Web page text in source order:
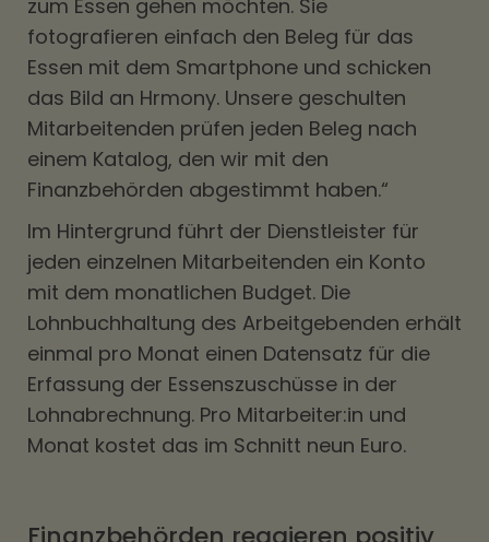
zum Essen gehen möchten. Sie
fotografieren einfach den Beleg für das
Essen mit dem Smartphone und schicken
das Bild an Hrmony. Unsere geschulten
Mitarbeitenden prüfen jeden Beleg nach
einem Katalog, den wir mit den
Finanzbehörden abgestimmt haben.“
Im Hintergrund führt der Dienstleister für
jeden einzelnen Mitarbeitenden ein Konto
mit dem monatlichen Budget. Die
Lohnbuchhaltung des Arbeitgebenden erhält
einmal pro Monat einen Datensatz für die
Erfassung der Essenszuschüsse in der
Lohnabrechnung. Pro Mitarbeiter:in und
Monat kostet das im Schnitt neun Euro.